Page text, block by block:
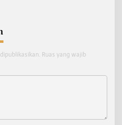
Ruas yang wajib